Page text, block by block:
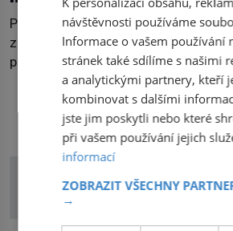
Po úspěchu první spolupráce s
značka představuje její pokračování.
propojuje fantazii, přírodu a jemné
do svěžího, prosvětleného
třicítka šperků působí hravě a
Spolupráce mezi značkou Swarovski
herečkou Arianou Grande vstupuje
debutové kolekci, která představila
DALŠÍ ČLÁNKY Z
návštěvnosti používáme
Informace o vašem používání
stránek také sdílíme s našimi
a analytickými partnery, kteří
kombinovat s dalšími
jste jim poskytli nebo které
při vašem používání jejich
informací
ZOBRAZIT VŠECHNY
→